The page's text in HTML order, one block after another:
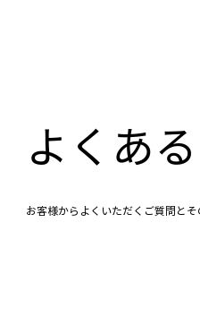
よくあ
お客様からよくいただくご質問とそ